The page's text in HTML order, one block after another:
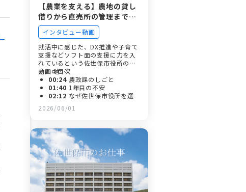
【農業を支える】農地の貸し
借りから直売所の管理まで、
佐世保市のソフト面を支える
若手職員
インタビュー動画
就活中に感じた、DX推進や子育て
支援などソフト面の支援に力を入
れているという佐世保市役所の魅
力。 地…
動画の目次
00:24 農政課のしごと
01:40 1年目の不安
02:12 なぜ佐世保市役所を選
んだのか。
02:38入庁前後のギャップ
03:36佐世保市ならではの魅
力
04:05
今後挑戦したいこと
05:00求職者に伝えたいこと
2026/06/01